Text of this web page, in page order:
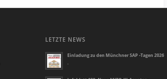
LETZTE NEWS
Einladung zu den Münchner SAP -Tagen 2026
-